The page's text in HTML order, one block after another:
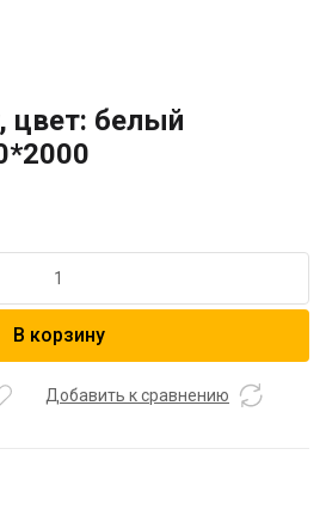
цвет: белый
В корзину
Добавить к сравнению